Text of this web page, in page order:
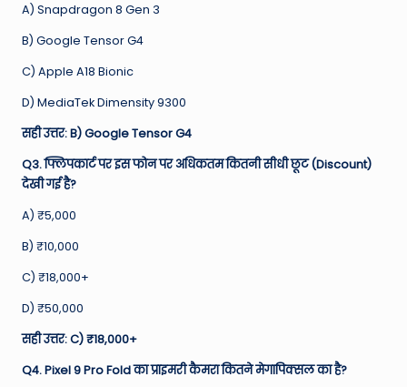
A) Snapdragon 8 Gen 3
B) Google Tensor G4
C) Apple A18 Bionic
D) MediaTek Dimensity 9300
सही उत्तर: B) Google Tensor G4
Q3. फ्लिपकार्ट पर इस फोन पर अधिकतम कितनी सीधी छूट (Discount)
देखी गई है?
A) ₹5,000
B) ₹10,000
C) ₹18,000+
D) ₹50,000
सही उत्तर: C) ₹18,000+
Q4. Pixel 9 Pro Fold का प्राइमरी कैमरा कितने मेगापिक्सल का है?